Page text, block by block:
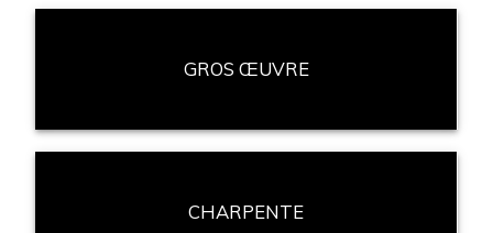
GROS ŒUVRE
CHARPENTE